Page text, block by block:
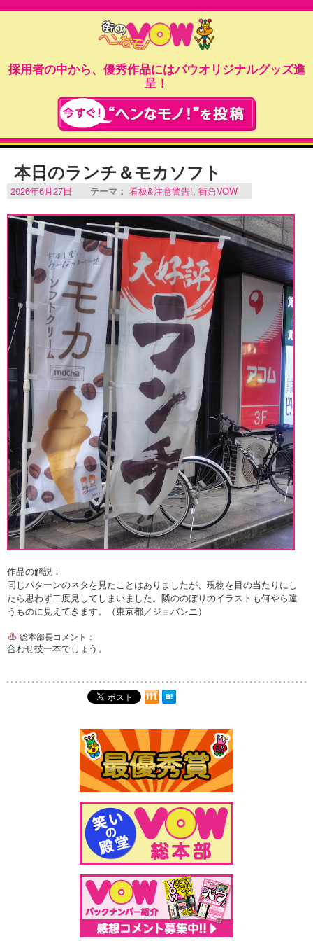
採用者の中から、優秀作品にはバウオリジナルグッズ進
呈！
本日のランチ＆モカソフト
2026年6月27日 テーマ： 看板&注意警告!, 街角VOW
作品の解説：
同じパターンのネタを見たことはありましたが、現物を目の当たりにし
たら思わず二度見してしまいました。隣ののぼりのイラストも何やら違
うものに見えてきます。（東京都／ジョバンニ）
総本部長コメント：
合わせ技一本でしょう。